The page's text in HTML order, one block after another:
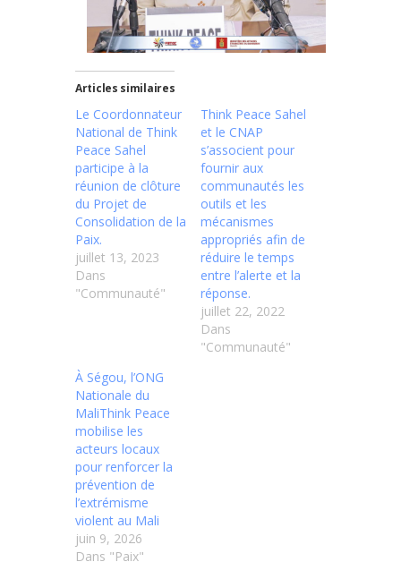
Articles similaires
Le Coordonnateur
National de Think
Peace Sahel
participe à la
réunion de clôture
du Projet de
Consolidation de la
Paix.
juillet 13, 2023
Dans
"Communauté"
Think Peace Sahel
et le CNAP
s’associent pour
fournir aux
communautés les
outils et les
mécanismes
appropriés afin de
réduire le temps
entre l’alerte et la
réponse.
juillet 22, 2022
Dans
"Communauté"
À Ségou, l’ONG
Nationale du
MaliThink Peace
mobilise les
acteurs locaux
pour renforcer la
prévention de
l’extrémisme
violent au Mali
juin 9, 2026
Dans "Paix"